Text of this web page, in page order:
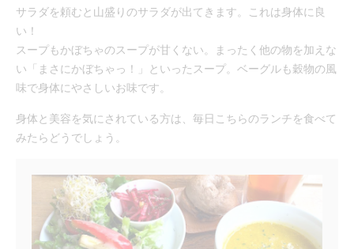
サラダを頼むと山盛りのサラダが出てきます。これは身体に良
い！
スープもかぼちゃのスープが甘くない。まったく他の物を加えな
い「まさにかぼちゃっ！」といったスープ。ベーグルも穀物の風
味で身体にやさしいお味です。
身体と美容を気にされている方は、毎日こちらのランチを食べて
みたらどうでしょう。